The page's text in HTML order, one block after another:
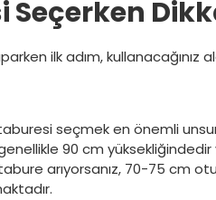
Seçerken
ilk adım, kullanacağınız
seçmek en önemli
90 cm
arıyorsanız, 70-75 cm